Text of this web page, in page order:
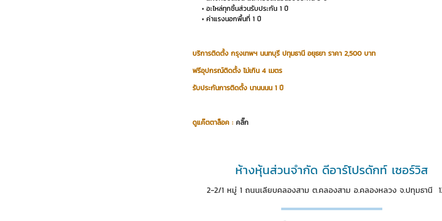
อะไหล่ทุกชิ้นส่วนรับประกัน 1 ปี
ค่าแรงนอกพื้นที่ 1 ปี
บริการติดตั้ง กรุงเทพฯ นนทบุรี ปทุมธานี อยุธยา ราคา 2,500 บาท
ฟรีอุปกรณ์ติดตั้ง ไม่เกิน 4 เมตร
รับประกันการติดตั้ง นานนนน 1 ปี
ดูแค๊ตตาล็อค :คลิ๊ก
ห้างหุ้นส่วนจำกัด ดีอาร์โปรดักท์ เซอร์วิส
2-2/1 หมู่ 1 ถนนเลียบคลองสาม ต.คลองสาม อ.คลองหลวง จ.ปทุมธานี